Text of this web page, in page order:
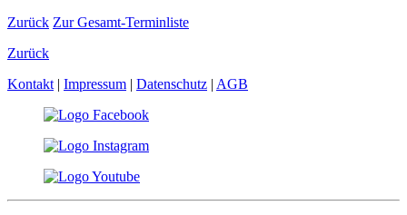
Zurück Zur Gesamt-Terminliste
Zurück
Kontakt | Impressum | Datenschutz | AGB